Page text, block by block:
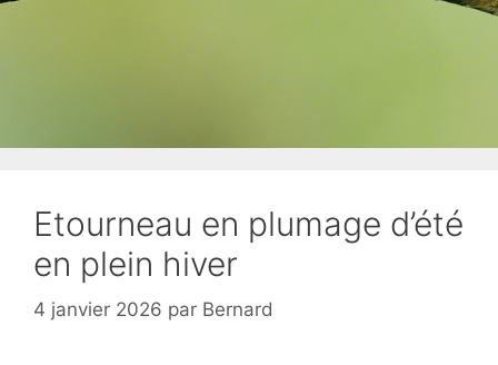
Etourneau en plumage d’été
en plein hiver
4 janvier 2026 par Bernard